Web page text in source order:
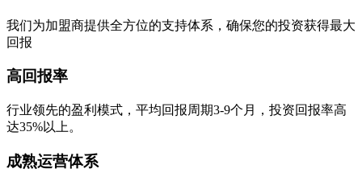
我们为加盟商提供全方位的支持体系，确保您的投资获得最大
回报
高回报率
行业领先的盈利模式，平均回报周期3-9个月，投资回报率高
达35%以上。
成熟运营体系